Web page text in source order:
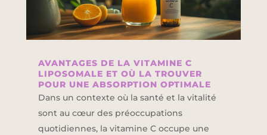
AVANTAGES DE LA VITAMINE C
LIPOSOMALE ET OÙ LA TROUVER
POUR UNE ABSORPTION OPTIMALE
Dans un contexte où la santé et la vitalité
sont au cœur des préoccupations
quotidiennes, la vitamine C occupe une